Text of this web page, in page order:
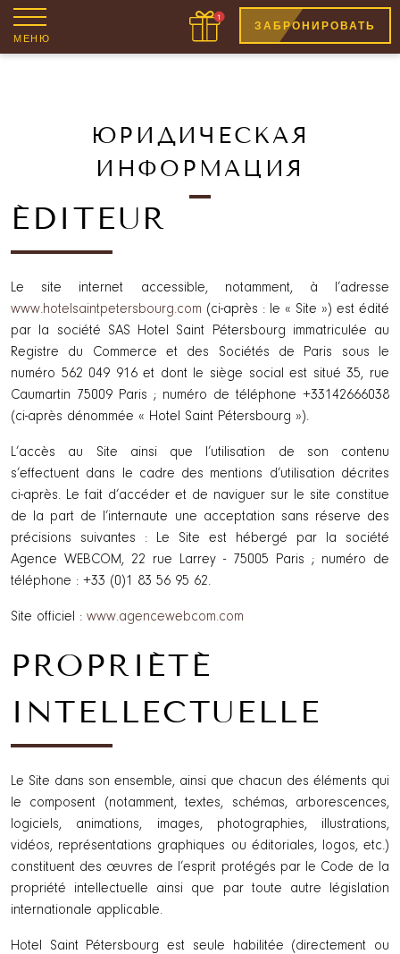
МЕНЮ
ЗАБРОНИРОВАТЬ
ЮРИДИЧЕСКАЯ
ИНФОРМАЦИЯ
ÉDITEUR
Le site internet accessible, notamment, à l’adresse
www.hotelsaintpetersbourg.com (ci-après : le « Site ») est édité
par la société SAS Hotel Saint Pétersbourg immatriculée au
Registre du Commerce et des Sociétés de Paris sous le
numéro 562 049 916 et dont le siège social est situé 35, rue
Caumartin 75009 Paris ; numéro de téléphone +33142666038
(ci-après dénommée « Hotel Saint Pétersbourg »).
L’accès au Site ainsi que l’utilisation de son contenu
s’effectuent dans le cadre des mentions d’utilisation décrites
ci-après. Le fait d’accéder et de naviguer sur le site constitue
de la part de l’internaute une acceptation sans réserve des
précisions suivantes : Le Site est hébergé par la société
Agence WEBCOM, 22 rue Larrey - 75005 Paris ; numéro de
téléphone : +33 (0)1 83 56 95 62.
Site officiel : www.agencewebcom.com
PROPRIÉTÉ
INTELLECTUELLE
Le Site dans son ensemble, ainsi que chacun des éléments qui
le composent (notamment, textes, schémas, arborescences,
logiciels, animations, images, photographies, illustrations,
vidéos, représentations graphiques ou éditoriales, logos, etc.)
constituent des œuvres de l’esprit protégés par le Code de la
propriété intellectuelle ainsi que par toute autre législation
internationale applicable.
Hotel Saint Pétersbourg est seule habilitée (directement ou